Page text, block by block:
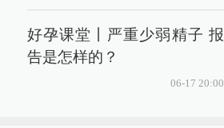
好孕课堂丨严重少弱精子 报
告是怎样的？
06-17 20:00